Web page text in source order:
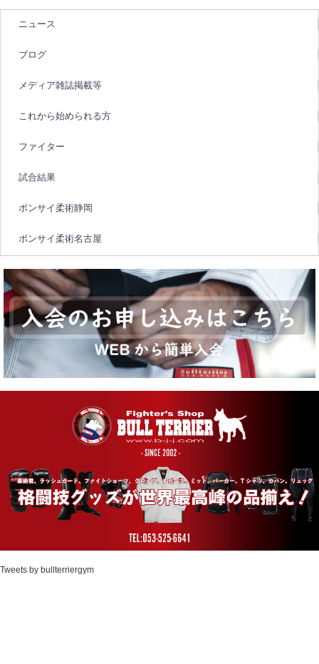
ニュース
ブログ
メディア雑誌掲載等
これから始められる方
ファイター
試合結果
ボンサイ柔術静岡
ボンサイ柔術名古屋
Tweets by bullterriergym